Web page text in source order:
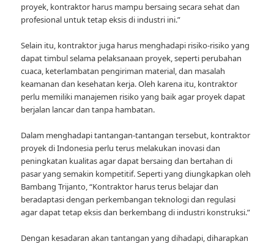
proyek, kontraktor harus mampu bersaing secara sehat dan
profesional untuk tetap eksis di industri ini.”
Selain itu, kontraktor juga harus menghadapi risiko-risiko yang
dapat timbul selama pelaksanaan proyek, seperti perubahan
cuaca, keterlambatan pengiriman material, dan masalah
keamanan dan kesehatan kerja. Oleh karena itu, kontraktor
perlu memiliki manajemen risiko yang baik agar proyek dapat
berjalan lancar dan tanpa hambatan.
Dalam menghadapi tantangan-tantangan tersebut, kontraktor
proyek di Indonesia perlu terus melakukan inovasi dan
peningkatan kualitas agar dapat bersaing dan bertahan di
pasar yang semakin kompetitif. Seperti yang diungkapkan oleh
Bambang Trijanto, “Kontraktor harus terus belajar dan
beradaptasi dengan perkembangan teknologi dan regulasi
agar dapat tetap eksis dan berkembang di industri konstruksi.”
Dengan kesadaran akan tantangan yang dihadapi, diharapkan